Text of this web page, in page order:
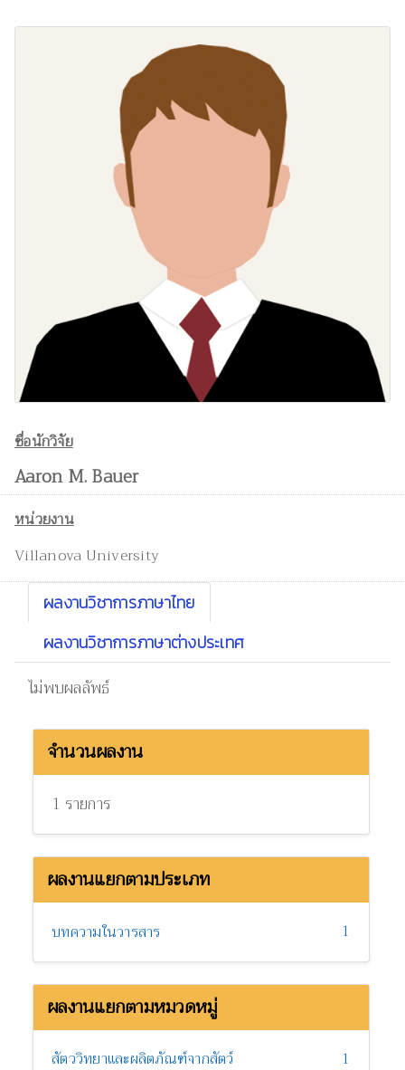
ชื่อนักวิจัย
Aaron M. Bauer
หน่วยงาน
Villanova University
ผลงานวิชาการภาษาไทย
ผลงานวิชาการภาษาต่างประเทศ
ไม่พบผลลัพธ์
จำนวนผลงาน
1 รายการ
ผลงานแยกตามประเภท
บทความในวารสาร 1
ผลงานแยกตามหมวดหมู่
สัตววิทยาและผลิตภัณฑ์จากสัตว์ 1